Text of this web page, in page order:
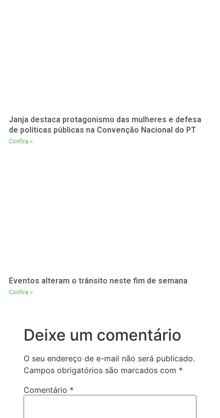
Janja destaca protagonismo das mulheres e defesa
de políticas públicas na Convenção Nacional do PT
Confira »
Eventos alteram o trânsito neste fim de semana
Confira »
Deixe um comentário
O seu endereço de e-mail não será publicado.
Campos obrigatórios são marcados com *
Comentário *